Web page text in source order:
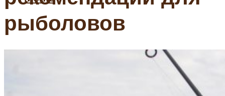
рыболовов